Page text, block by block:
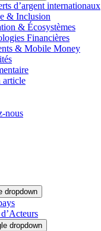
d’argent internationaux
& Inclusion
& Écosystèmes
Financières
& Mobile Money
article
nous
dropdown
dropdown